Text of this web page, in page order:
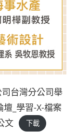
台灣分公司舉
_學習-X-檔案
文
下載